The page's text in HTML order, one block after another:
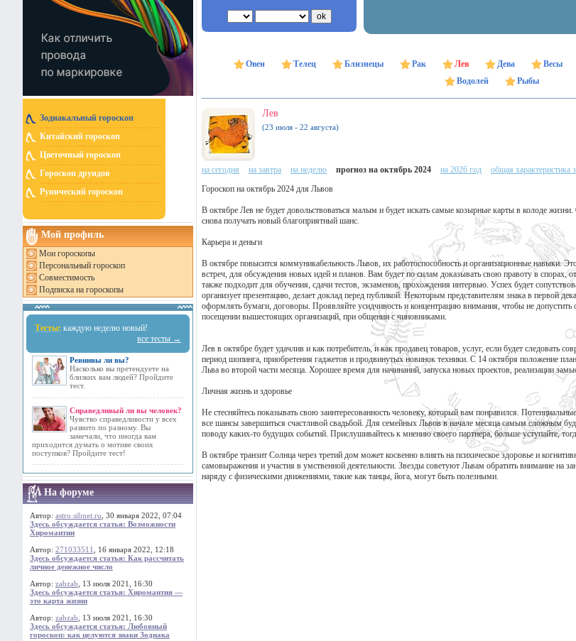
Зодиакальный гороскоп
Китайский гороскоп
Цветочный гороскоп
Гороскоп друидов
Рунический гороскоп
Мой профиль
Мои гороскопы
Персональный гороскоп
Совместимость
Подписка на гороскопы
Тесты: каждую неделю новый!
все тесты →
Ревнивы ли вы?
Насколько вы претендуете на
близких вам людей? Пройдите
тест.
Справедливый ли вы человек?
Чувство справедливости у всех
развито по разному. Вы
замечали, что иногда вам
приходится думать о мотиве своих
поступков? Пройдите тест!
На форуме
Автор: astro.sibnet.ru , 30 января 2022, 07:04
Здесь обсуждается статья: Возможности
Хиромантии
Автор: 271033511
, 16 января 2022, 12:18
Здесь обсуждается статья: Как рассчитать
личное денежное число
Автор: zabzab , 13 июля 2021, 16:30
Здесь обсуждается статья: Хиромантия —
это карта жизни
Автор: zabzab , 13 июля 2021, 16:30
Здесь обсуждается статья: Любовный
гороскоп: как целуются знаки Зодиака
Овен Телец Близнецы Рак Лев Дева Весы
Водолей
Рыбы
Лев
(23 июля - 22 августа)
на сегодня на завтра на неделю прогноз на октябрь 2024 на 2026 год
общая характеристика
Гороскоп на октябрь 2024 для Львов
В октябре Лев не будет довольствоваться малым и будет искать самые козырные карты в колоде
снова получать новый благоприятный шанс.
Карьера и деньги
В октябре повысится коммуникабельность Львов, их работоспособность и организационные навыки.
встреч, для обсуждения новых идей и планов. Вам будет по силам доказывать свою правоту в спорах,
также подходит для обучения, сдачи тестов, экзаменов, прохождения интервью. Успех будет
организует презентацию, делает доклад перед публикой. Некоторым представителям знака в первой
оформлять бумаги, договоры. Проявляйте усидчивость и концентрацию внимания, чтобы не
посещении вышестоящих организаций, при общении с чиновниками.
Лев в октябре будет удачлив и как потребитель, и как продавец товаров, услуг, если будет
период шопинга, приобретения гаджетов и продвинутых новинок техники. С 14 октября положение
Льва во второй части месяца. Хорошее время для начинаний, запуска новых проектов, реализации
Личная жизнь и здоровье
Не стесняйтесь показывать свою заинтересованность человеку, который вам понравился.
все шансы завершиться счастливой свадьбой. Для семейных Львов в начале месяца самым сложным
поводу каких-то будущих событий. Прислушивайтесь к мнению своего партнера, больше уступайте,
В октябре транзит Солнца через третий дом может косвенно влиять на психическое здоровье и
самовыражения и участия в умственной деятельности. Звезды советуют Львам обратить внимание на
наряду с физическими движениями, такие как танцы, йога, могут быть полезными.